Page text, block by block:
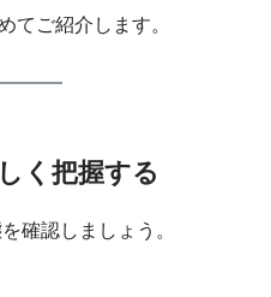
てご紹介します。
く把握する
確認しましょう。